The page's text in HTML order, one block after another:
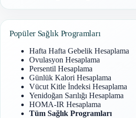
Popüler Sağlık Programları
Hafta Hafta Gebelik Hesaplama
Ovulasyon Hesaplama
Persentil Hesaplama
Günlük Kalori Hesaplama
Vücut Kitle İndeksi Hesaplama
Yenidoğan Sarılığı Hesaplama
HOMA-IR Hesaplama
Tüm Sağlık Programları